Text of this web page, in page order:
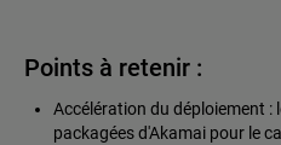
Points à retenir :
Accélération du déploiement :
packagées d'Akamai pour le